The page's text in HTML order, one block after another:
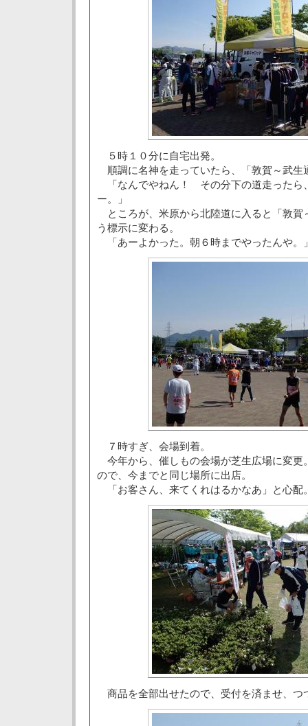
５時１０分に自宅出発。
順調に名神を走っていたら、「敦賀～武生
「なんでやねん！ その分下の道走ったら
ー。」
ところが、米原から北陸道に入ると「敦賀
う標示に変わる。
「あーよかった。朝６時までやったんや。
７時すぎ、会場到着。
今年から、催しもの会場が芝生広場に変更
ので、今までと同じ場所に出店。
「お客さん、来てくれはるかなあ」と心配
商品を全部出せたので、受付を済ませ、つ